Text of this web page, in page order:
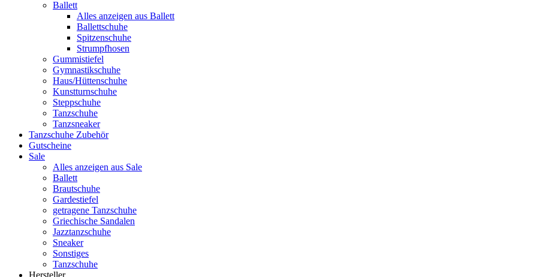
Ballett
Alles anzeigen aus Ballett
Ballettschuhe
Spitzenschuhe
Strumpfhosen
Gummistiefel
Gymnastikschuhe
Haus/Hüttenschuhe
Kunstturnschuhe
Steppschuhe
Tanzschuhe
Tanzsneaker
Tanzschuhe Zubehör
Gutscheine
Sale
Alles anzeigen aus Sale
Ballett
Brautschuhe
Gardestiefel
getragene Tanzschuhe
Griechische Sandalen
Jazztanzschuhe
Sneaker
Sonstiges
Tanzschuhe
Hersteller